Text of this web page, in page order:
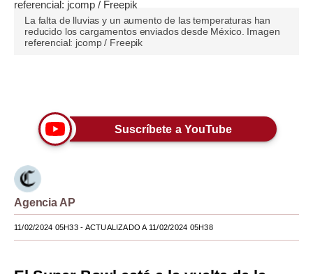
Plus G
Opinión
Tendencias
Lujo
Viajes
Moda
La falta de lluvias y un aumento de las temperaturas han
reducido los cargamentos enviados desde México. Imagen
referencial: jcomp / Freepik
Suscríbete a YouTube
Agencia AP
11/02/2024 05H33- ACTUALIZADO A 11/02/2024 05H38